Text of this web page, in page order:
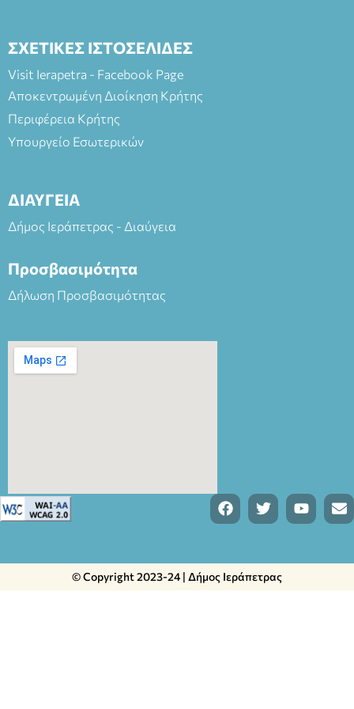
ΣΧΕΤΙΚΕΣ ΙΣΤΟΣΕΛΙΔΕΣ
Visit Ierapetra - Facebook Page
Αποκεντρωμένη Διοίκηση Κρήτης
Περιφέρεια Κρήτης
Υπουργείο Εσωτερικών
ΔΙΑΥΓΕΙΑ
Δήμος Ιεράπετρας - Διαύγεια
Προσβασιμότητα
Δήλωση Προσβασιμότητας
© Copyright 2023-24 | Δήμος Ιεράπετρας